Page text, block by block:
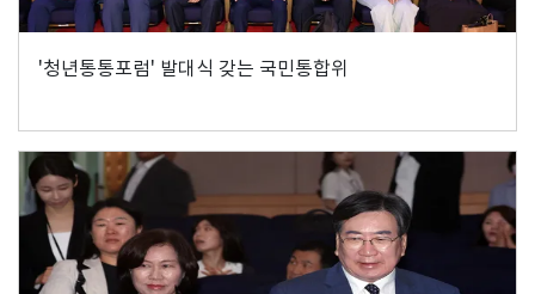
'청년통통포럼' 발대식 갖는 국민통합위